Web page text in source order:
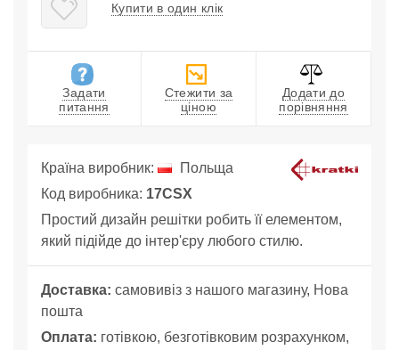
Купити в один клік
Задати
питання
Стежити за
ціною
Додати до
порівняння
Країна виробник:
Польща
Код виробника: 17CSX
Простий дизайн решітки робить її елементом,
який підійде до інтер'єру любого стилю.
Доставка: самовивіз з нашого магазину, Нова
пошта
Оплата: готівкою, безготівковим розрахунком,